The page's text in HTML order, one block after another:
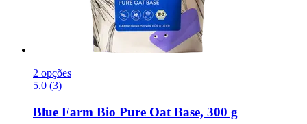
2 opções
5.0 (3)
Blue Farm Bio Pure Oat Base, 300 g